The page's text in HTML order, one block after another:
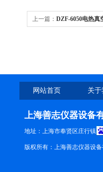
上一篇： DZF-6050电热真
网站首页 关
上海善志仪器设备
地址：上海市奉贤区庄行镇
版权所有：上海善志仪器设